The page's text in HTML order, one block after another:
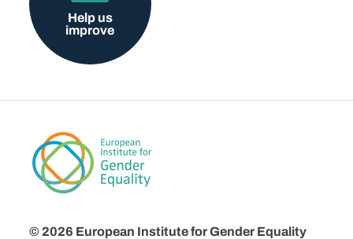
Help us
improve
© 2026 European Institute for Gender Equality